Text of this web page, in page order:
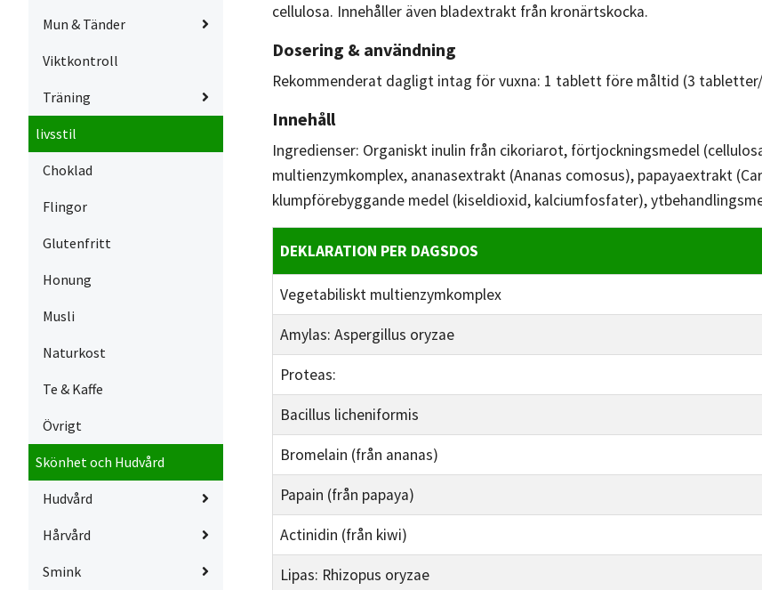
Mun & Tänder
Viktkontroll
Träning
livsstil
Choklad
Flingor
Glutenfritt
Honung
Musli
Naturkost
Te & Kaffe
Övrigt
Skönhet och Hudvård
Hudvård
Hårvård
Smink
cellulosa. Innehåller även bladextrakt från kronärtskocka.
Dosering & användning
Rekommenderat dagligt intag för vuxna: 1 tablett före måltid (3
Innehåll
Ingredienser: Organiskt inulin från cikoriarot, förtjockningsmedel
multienzymkomplex, ananasextrakt (Ananas comosus), papayaextrakt
klumpförebyggande medel (kiseldioxid, kalciumfosfater),
DEKLARATION PER DAGSDOS
Vegetabiliskt multienzymkomplex
Amylas: Aspergillus oryzae
Proteas:
Bacillus licheniformis
Bromelain (från ananas)
Papain (från papaya)
Actinidin (från kiwi)
Lipas: Rhizopus oryzae